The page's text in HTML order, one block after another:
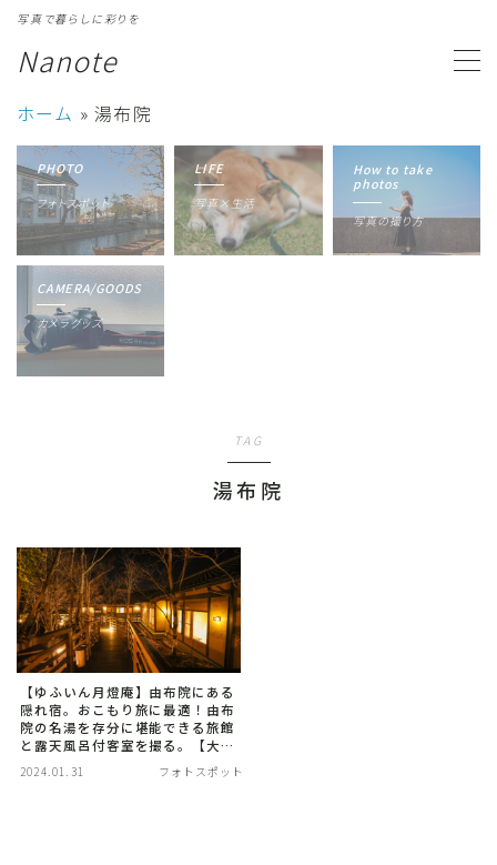
Nanote
写真で暮らしに彩りを
MENU
カテゴリ一覧 Category
写真ギャラリー Gallery
プロフィール
ホーム »湯布院
フォトスポット
PHOTO
写真×生活
LIFE
写真の撮り方
How to take
photos
カメラグッズ
CAMERA/GOODS
TAG
湯布院
【ゆふいん月燈庵】由布院にある
隠れ宿。おこもり旅に最適！由布
院の名湯を存分に堪能できる旅館
と露天風呂付客室を撮る。【大分
県】
2024.01.31 フォトスポット